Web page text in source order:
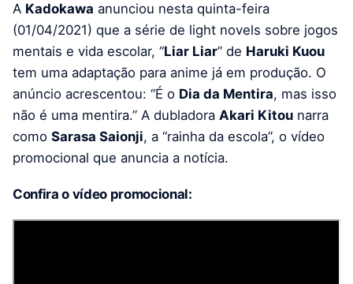
A Kadokawa anunciou nesta quinta-feira
(01/04/2021) que a série de light novels sobre jogos
mentais e vida escolar, “Liar Liar” de Haruki Kuou
tem uma adaptação para anime já em produção. O
anúncio acrescentou: “É o Dia da Mentira, mas isso
não é uma mentira.” A dubladora Akari Kitou narra
como Sarasa Saionji, a “rainha da escola”, o vídeo
promocional que anuncia a notícia.
Confira o vídeo promocional: